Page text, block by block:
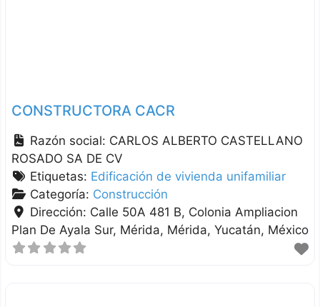
CONSTRUCTORA CACR
Razón social: CARLOS ALBERTO CASTELLANO
ROSADO SA DE CV
Etiquetas: Edificación de vivienda unifamiliar
Categoría: Construcción
Dirección: Calle 50A 481 B, Colonia Ampliacion
Plan De Ayala Sur, Mérida Mérida Yucatán México